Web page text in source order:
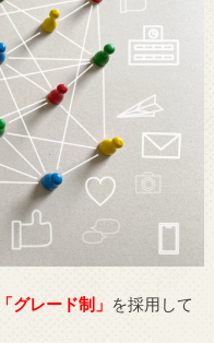
「グレード制」 を採用して